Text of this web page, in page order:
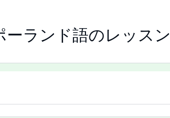
ーランド語のレッスン